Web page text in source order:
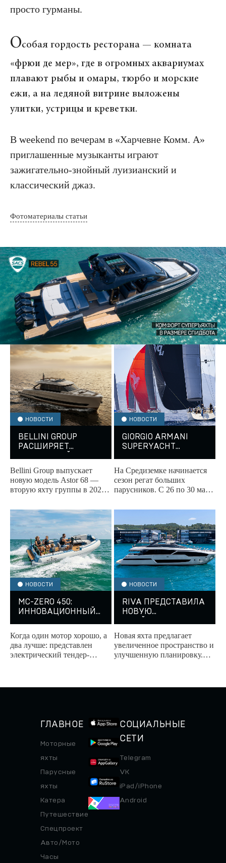
просто гурманы.
Особая гордость ресторана — комната
«фрюи де мер», где в огромных аквариумах
плавают рыбы и омары, тюрбо и морские
ежи, а на ледяной витрине выложены
улитки, устрицы и креветки.
В weekend по вечерам в «Харчевне Комм. А»
приглашенные музыканты играют
зажигательно-знойный луизианский и
классический джаз.
Фотоматериалы статьи
НОВОСТИ
BELLINI GROUP
РАСШИРЯЕТ
Bellini Group выпускает
новую модель Astor 68 —
вторую яхту группы в 2026
состоится на Каннском
яхтенном фестивале...
НОВОСТИ
GIORGIO ARMANI
SUPERYACHT
НА СРЕДИЗЕМКЕ
На Средиземке начинается
сезон регат больших
парусников. С 26 по 30 мая
Сардинии вновь пройдет
Giorgio Armani Superyacht...
НОВОСТИ
MC-ZERO 450:
ИННОВАЦИОННЫЙ
ZERO JET
Когда один мотор хорошо, а
два лучше: представлен
электрический тендер-
НОВОСТИ
RIVA ПРЕДСТАВИЛА
НОВУЮ
SUPER
Новая яхта предлагает
увеличенное пространство и
улучшенную планировку.
ГЛАВНОЕ
Моторные
яхты
Парусные
яхты
Катера
Путешествие
Спецпроект
Авто/Мото
Часы
СОЦИАЛЬНЫЕ
СЕТИ
Telegram
VK
iPad/iPhone
Android